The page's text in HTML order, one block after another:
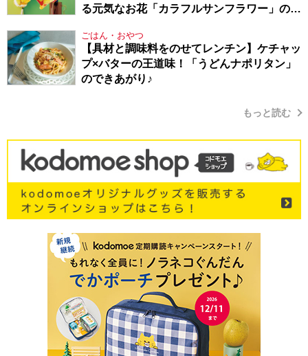
る元気なお花「カラフルサンフラワー」の作
ごはん・おやつ
【具材と調味料をのせてレンチン】ケチャッ
プ×バターの王道味！「うどんナポリタン」
のできあがり♪
もっと読む